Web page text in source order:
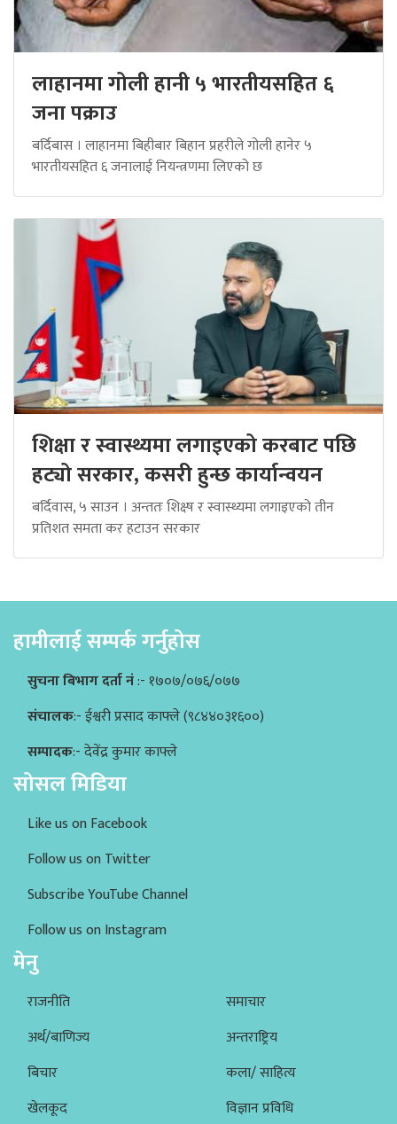
लाहानमा गोली हानी ५ भारतीयसहित ६
जना पक्राउ
बर्दिबास । लाहानमा बिहीबार बिहान प्रहरीले गोली हानेर ५
भारतीयसहित ६ जनालाई नियन्त्रणमा लिएको छ
शिक्षा र स्वास्थ्यमा लगाइएको करबाट पछि
हट्यो सरकार, कसरी हुन्छ कार्यान्वयन
बर्दिवास, ५ साउन । अन्ततः शिक्ष्ष र स्वास्थ्यमा लगाइएको तीन
प्रतिशत समता कर हटाउन सरकार
हामीलाई सम्पर्क गर्नुहोस
सुचना बिभाग दर्ता नं:- १७०७/०७६/०७७
संचालक:- ईश्वरी प्रसाद काफ्ले (९८४४०३१६००)
सम्पादक:- देवेंद्र कुमार काफ्ले
सोसल मिडिया
Like us on Facebook
Follow us on Twitter
Subscribe YouTube Channel
Follow us on Instagram
मेनु
राजनीति
अर्थ/बाणिज्य
बिचार
खेलकूद
समाचार
अन्तराष्ट्रिय
कला/ साहित्य
विज्ञान प्रविधि